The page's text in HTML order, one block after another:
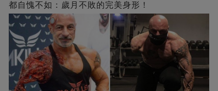
都自愧不如：歲月不敗的完美身形！